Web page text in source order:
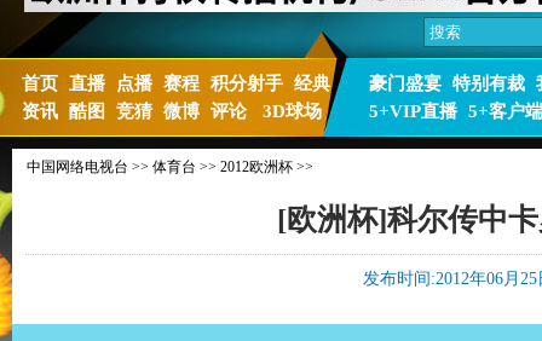
首页 直播 点播 赛程 积分射手 经典
资讯 酷图 竞猜 微博 评论 3D球场
豪门盛宴 特别有裁
5+VIP直播 5+客户端
中国网络电视台 >> 体育台 >> 2012欧洲杯 >>
[欧洲杯]科尔传中
发布时间:2012年06月